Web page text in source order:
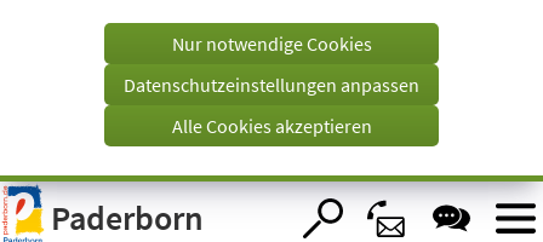
Visuelle
Assistenzsoftware
öffnen.
einem
Tab)
Nur notwendige Cookies
Datenschutzeinstellungen anpassen
Alle Cookies akzeptieren
Paderborn